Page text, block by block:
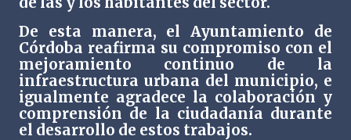
De esta manera, el Ayuntamiento de
Córdoba reafirma su compromiso con el
mejoramiento continuo de la
infraestructura urbana del municipio, e
igualmente agradece la colaboración y
comprensión de la ciudadanía durante
el desarrollo de estos trabajos.